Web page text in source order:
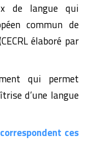
de langue qui
commun de
élaboré par
qui permet
d’une langue
ces